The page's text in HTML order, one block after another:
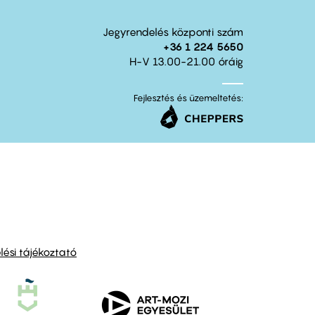
Jegyrendelés központi szám
+36 1 224 5650
H-V 13.00-21.00 óráig
Fejlesztés és üzemeltetés:
tájékoztató